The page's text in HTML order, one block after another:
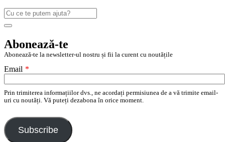
Caută
după:
Search
Abonează-te
Abonează-te la newsletter-ul nostru și fii la curent cu noutățile
Email *
Prin trimiterea informațiilor dvs., ne acordați permisiunea de a vă trimite email-
uri cu noutăți. Vă puteți dezabona în orice moment.
Subscribe